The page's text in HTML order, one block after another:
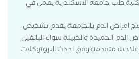
طب جامعه الاسكندرية يعمل في
امراض الدم بالجامعة يقدم تشخيص
الحميدة والخبيثة سواء البالغين
متقدمة وفق احدث البروتوكلات